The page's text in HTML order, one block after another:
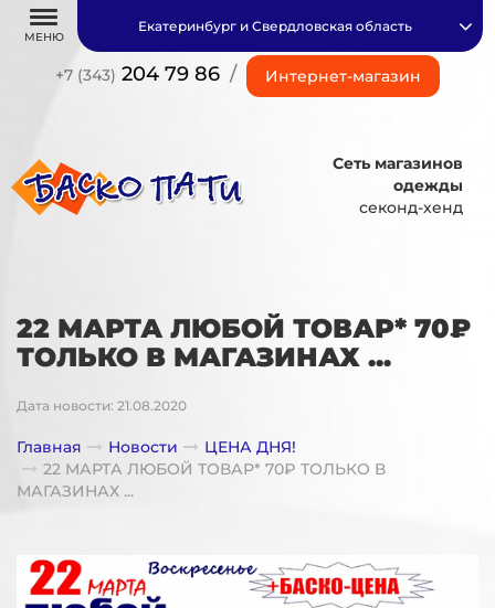
МЕНЮ
+7 (343) 204 79 86 / Интернет-магазин
Екатеринбург и Свердловская область
Сеть магазинов
одежды
секонд-хенд
22 МАРТА ЛЮБОЙ ТОВАР* 70₽
ТОЛЬКО В МАГАЗИНАХ ...
Дата новости: 21.08.2020
Главная Новости
ЦЕНА ДНЯ!
22 МАРТА ЛЮБОЙ ТОВАР* 70₽ ТОЛЬКО В
МАГАЗИНАХ ...